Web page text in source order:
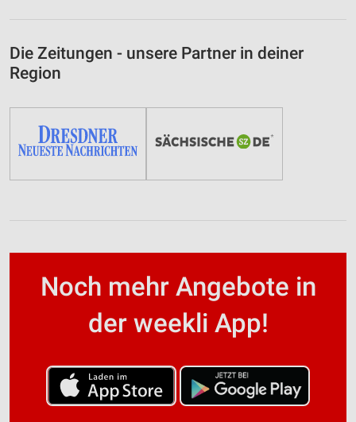
Die Zeitungen - unsere Partner in deiner
Region
Noch mehr Angebote in
der weekli App!